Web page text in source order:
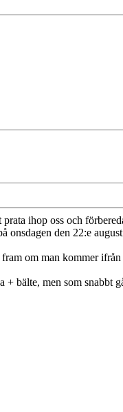
ihop oss och
onsdagen den 22:e
om man kommer
bälte, men som snabbt